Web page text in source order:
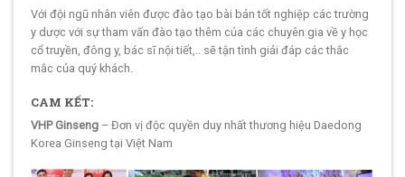
Với đội ngũ nhân viên được đào tạo bài bản tốt nghiệp các trường
y dược với sự tham vấn đào tạo thêm của các chuyên gia về y học
cổ truyền, đông y, bác sĩ nội tiết,.. sẽ tận tình giải đáp các thắc
mắc của quý khách.
CAM KẾT:
VHP Ginseng – Đơn vị độc quyền duy nhất thương hiệu Daedong
Korea Ginseng tại Việt Nam